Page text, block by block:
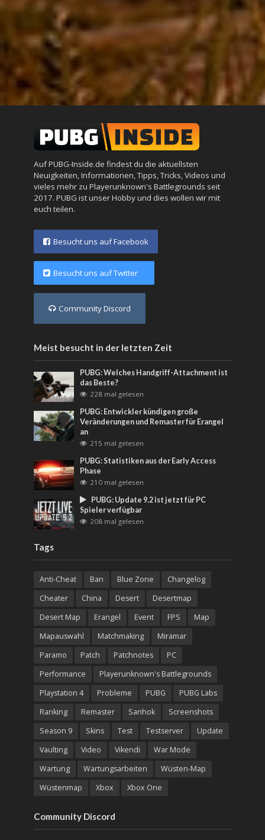
Auf PUBG-Inside.de findest du die aktuellsten
Neuigkeiten, Informationen, Tipps, Tricks, Videos und
vieles mehr zu Playerunknown's Battlegrounds seit
2017. PUBG ist unser Hobby und dies wollen wir mit
euch teilen.
Besucht uns auf Facebook
Besucht uns auf Twitter
Community Discord
Meist besucht in der letzten Zeit
PUBG: Welches Handgriff-Attachment ist
das Beste?
228 mal gelesen
PUBG: Entwickler kündigen große
Veränderungen und Remaster für Erangel
an
215 mal gelesen
PUBG: Statistiken aus der Early Access
Phase
210 mal gelesen
PUBG: Update 9.2 ist jetzt für PC
Spieler verfügbar
208 mal gelesen
Tags
Anti-Cheat Ban Blue Zone
Changelog
Cheater
China Desert
Desertmap
Desert Map
Erangel Event FPS
Map
Mapauswahl
Matchmaking
Miramar
Paramo
Patch Patchnotes
PC
Performance
Playerunknown's Battlegrounds
Playstation 4
Probleme PUBG
PUBG Labs
Ranking
Remaster Sanhok
Screenshots
Season 9
Skins Test Testserver
Update
Vaulting
Video Vikendi
War Mode
Wartung
Wartungsarbeiten
Wüsten-Map
Wüstenmap
Xbox Xbox One
Community Discord